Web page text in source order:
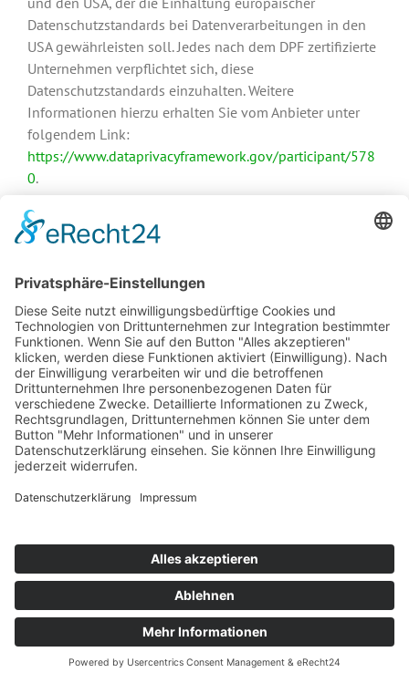
Datenschutzstandards bei Datenverarbeitungen in den
USA gewährleisten soll. Jedes nach dem DPF zertifizierte
Unternehmen verpflichtet sich, diese
Datenschutzstandards einzuhalten. Weitere
Informationen hierzu erhalten Sie vom Anbieter unter
folgendem Link:
https://www.dataprivacyframework.gov/participant/578
0.
Google Analytics
Google Analytics. Anbieter ist die Google Ireland Limited
Irland.
Google Analytics ermöglicht es dem Websitebetreiber,
das Verhalten der Websitebesucher zu analysieren.
Hierbei erhält der Websitebetreiber verschiedene
Nutzungsdaten, wie z. B. Seitenaufrufe, Verweildauer,
verwendete Betriebssysteme und Herkunft des Nutzers.
Diese Daten werden dem jeweiligen Endgerät des Users
zugeordnet. Eine Zuordnung zu einer User-ID erfolgt
Des Weiteren können wir mit Google Analytics u. a. Ihre
Maus- und Scrollbewegungen und Klicks aufzeichnen.
Ferner verwendet Google Analytics verschiedene
Modellierungsansätze, um die erfassten Datensätze zu
ergänzen und setzt Machine-Learning-Technologien bei
der Datenanalyse ein.